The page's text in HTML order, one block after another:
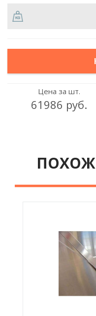
Цена за шт.
61986 руб.